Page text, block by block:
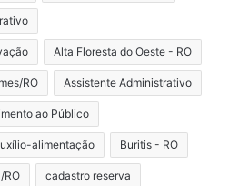
Alta Floresta do Oeste - RO
RO Assistente Administrativo
ao Público
alimentação Buritis - RO
RO cadastro reserva